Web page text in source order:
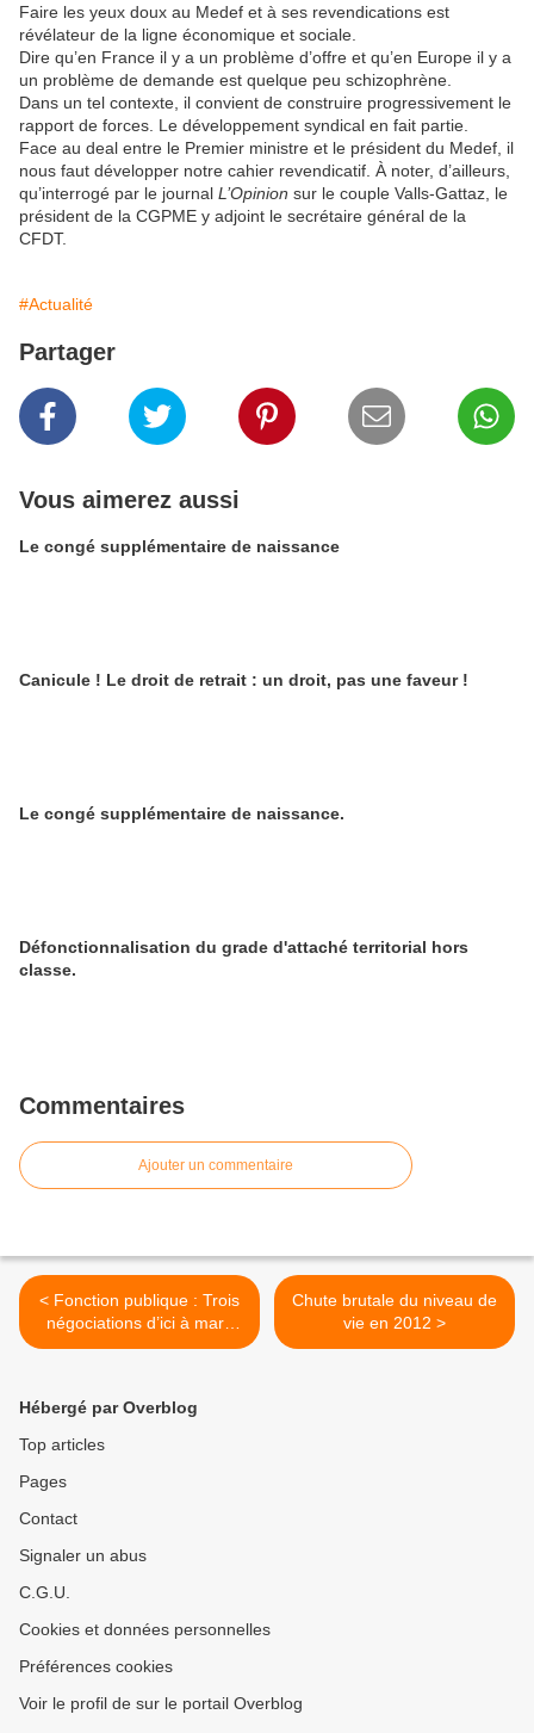
Faire les yeux doux au Medef et à ses revendications est
révélateur de la ligne économique et sociale.
Dire qu’en France il y a un problème d’offre et qu’en Europe il y a
un problème de demande est quelque peu schizophrène.
Dans un tel contexte, il convient de construire progressivement le
rapport de forces. Le développement syndical en fait partie.
Face au deal entre le Premier ministre et le président du Medef, il
nous faut développer notre cahier revendicatif. À noter, d’ailleurs,
qu’interrogé par le journal L’Opinion sur le couple Valls-Gattaz, le
président de la CGPME y adjoint le secrétaire général de la
CFDT.
#Actualité
Partager
Vous aimerez aussi
Le congé supplémentaire de naissance
Canicule ! Le droit de retrait : un droit, pas une faveur !
Le congé supplémentaire de naissance.
Défonctionnalisation du grade d'attaché territorial hors
classe.
Commentaires
Ajouter un commentaire
< Fonction publique : Trois
négociations d’ici à mars
2015
Chute brutale du niveau de
vie en 2012 >
Hébergé par Overblog
Top articles
Pages
Contact
Signaler un abus
C.G.U.
Cookies et données personnelles
Préférences cookies
Voir le profil de sur le portail Overblog